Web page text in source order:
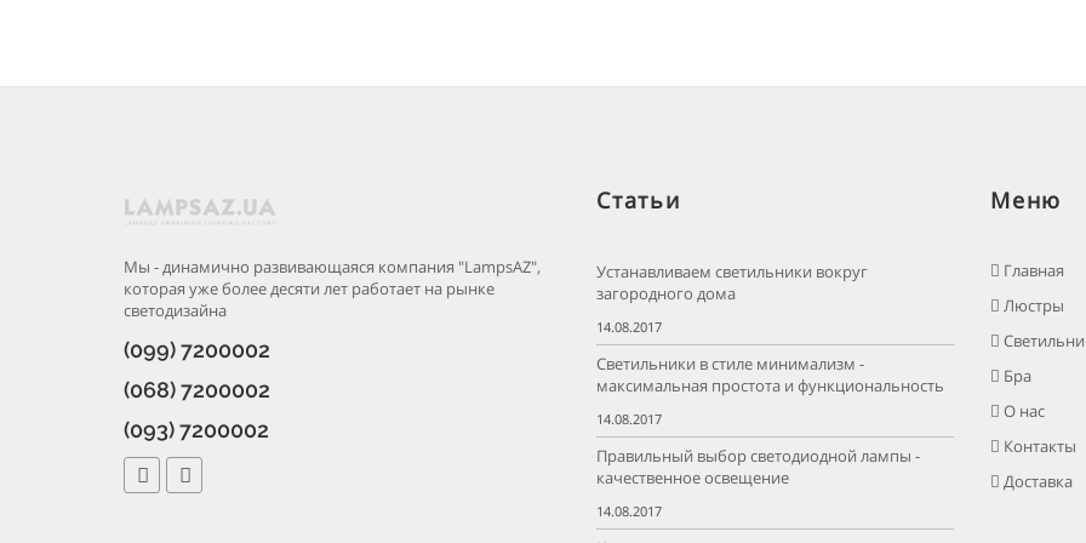
Мы - динамично развивающаяся компания "LampsAZ",
которая уже более десяти лет работает на рынке
светодизайна
(099) 7200002
(068) 7200002
(093) 7200002
Статьи
Устанавливаем светильники вокруг
загородного дома
14.08.2017
Светильники в стиле минимализм -
максимальная простота и функциональность
14.08.2017
Правильный выбор светодиодной лампы -
качественное освещение
14.08.2017
Меню
Главная
Люстры
Бра
О нас
Контакты
Доставка